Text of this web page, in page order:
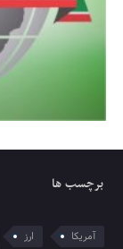
برچسب ها
آمریکا ارز